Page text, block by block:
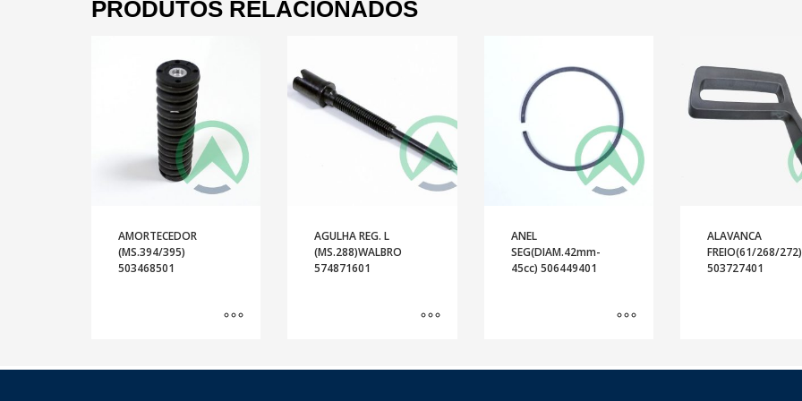
PRODUTOS RELACIONADOS
AMORTECEDOR
(MS.394/395)
503468501
AGULHA REG. L
(MS.288)WALBRO
574871601
ANEL
SEG(DIAM.42mm-
45cc) 506449401
ALAVANCA
FREIO(61/268/272)
503727401